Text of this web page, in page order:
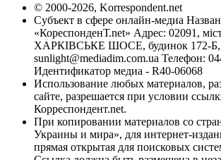
© 2000-2026, Korrespondent.net
Субъект в сфере онлайн-медиа
«КореспонденТ.net» Адрес: 02091,
ХАРКІВСЬКЕ ШОСЕ, будинок 172-Б,
sunlight@mediadim.com.ua Телефон:
Идентификатор медиа - R40-06068
Использование любых материалов,
сайте, разрешается при условии
Корреспондент.net.
При копировании материалов со
Украины и мира», для интернет-
прямая открытая для поисковых